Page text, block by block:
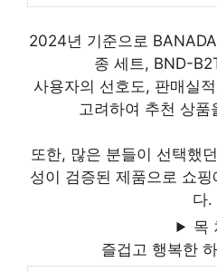
2024년 기준으로
종 세트, BND-
사용자의 선호도, 판매실
고려하여 추천 상품
또한, 많은 분들이 선택했
성이 검증된 제품으로 쇼
다.
목
즐겁고 행복한